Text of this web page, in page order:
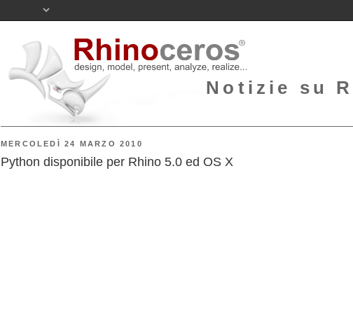
Notizie su
MERCOLEDÌ 24 MARZO 2010
Python disponibile per Rhino 5.0 ed OS X